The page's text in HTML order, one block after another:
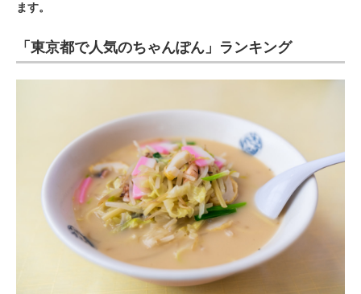
スマホと通信の最新トレンド
好きが集まる 比べて選べる
ビジネスと働き方のヒント
AI活用のいまが分かる
企業ITのトレンドを詳説
経営リーダーのコミュニティ
ます。
「東京都で人気のちゃんぽん」ランキング